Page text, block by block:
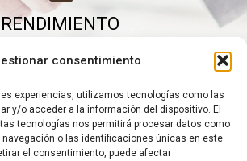
consentimiento
experiencias, utilizamos tecnologías como las
y/o acceder a la información del dispositivo. El
tecnologías nos permitirá procesar datos como
o las identificaciones únicas en este
el consentimiento, puede afectar
RENDIMIENTO
y saque el máximo partido a